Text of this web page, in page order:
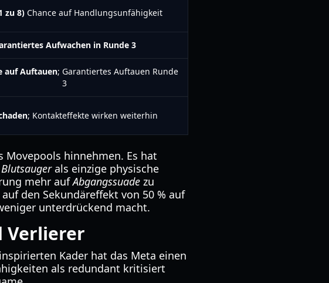
zu 8) Chance auf Handlungsunfähigkeit
Aufwachen in Runde 3
auf Auftauen; Garantiertes Auftauen Runde
3
; Kontakteffekte wirken weiterhin
Movepools hinnehmen. Es hat
Blutsaugerals einzige physische
mehr aufAbgangssuade zu
auf den Sekundäreffekt von 50 % auf
unterdrückend macht.
Verlierer
inspirierten Kader hat das Meta einen
als redundant kritisiert